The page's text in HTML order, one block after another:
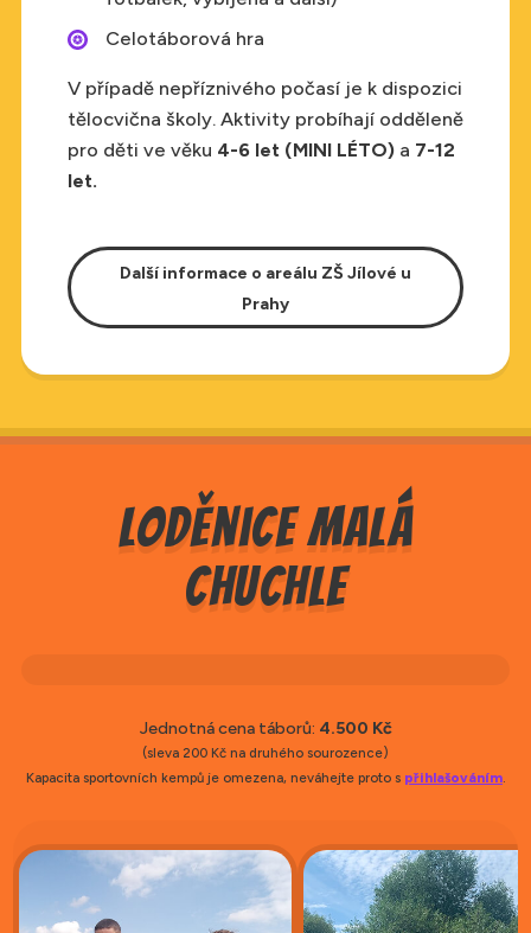
Celotáborová hra
V případě nepříznivého počasí je k dispozici
tělocvična školy. Aktivity probíhají odděleně
pro děti ve věku 4-6 let (MINI LÉTO)a 7-12
let.
Další informace o areálu ZŠ Jílové u
Prahy
Loděnice Malá
Chuchle
Jednotná cena táborů: 4.500 Kč
(sleva 200 Kč na druhého sourozence)
Kapacita sportovních kempů je omezena, neváhejte proto s přihlašováním.